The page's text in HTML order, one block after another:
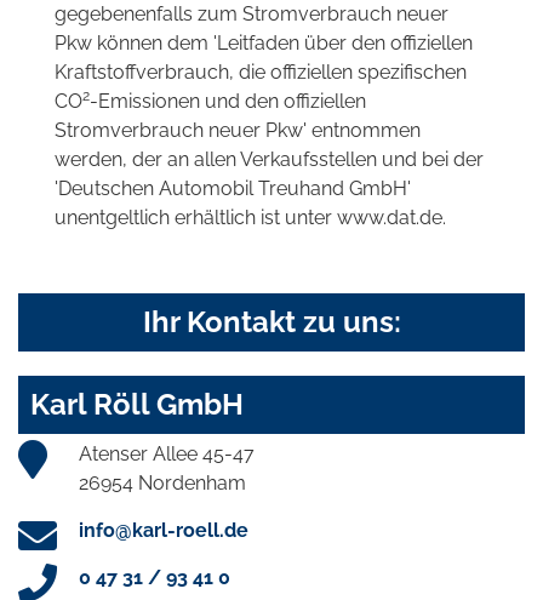
gegebenenfalls zum Stromverbrauch neuer
Pkw können dem 'Leitfaden über den offiziellen
Kraftstoffverbrauch, die offiziellen spezifischen
CO2-Emissionen und den offiziellen
Stromverbrauch neuer Pkw' entnommen
werden, der an allen Verkaufsstellen und bei der
'Deutschen Automobil Treuhand GmbH'
unentgeltlich erhältlich ist unter www.dat.de.
Ihr Kontakt zu uns:
Karl Röll GmbH
Atenser Allee 45-47
26954 Nordenham
info@karl-roell.de
0 47 31 / 93 41 0